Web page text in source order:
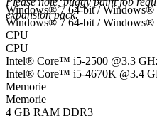
expansion pack.
Windows® 7 64-bit /
Windows® 7 64-bit /
CPU
CPU
Intel® Core™ i5-2500 @3.3
Intel® Core™ i5-4670K @3.4
Memorie
Memorie
4 GB RAM DDR3